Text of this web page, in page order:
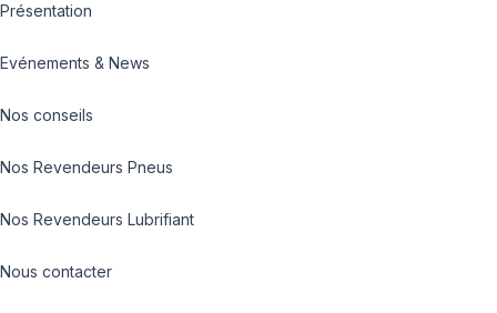
Présentation
Evénements & News
Nos conseils
Nos Revendeurs Pneus
Nos Revendeurs Lubrifiant
Nous contacter